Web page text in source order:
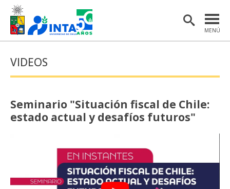
MENÚ
INSTITUTO
INVESTIGACIÓN
MATERIAL DE INTERÉS
ENGLISH
VIDEOS
Seminario "Situación fiscal de Chile:
estado actual y desafíos futuros"